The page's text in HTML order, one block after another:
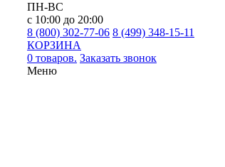
ПН-ВС
с 10:00 до 20:00
8 (800) 302-77-06 8 (499) 348-15-11
КОРЗИНА
0 товаров. Заказать звонок
Меню